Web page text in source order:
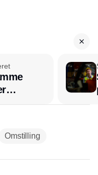
videre
Omstilling